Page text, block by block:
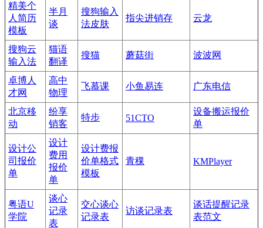
精美个
人简历
模板
半月
谈
搜狗输入
法皮肤
指尖进销存 云龙
搜狗云
输入法
猫语
翻译
搜猫 蘑菇街 波波网
卓博人
才网
高中
物理
飞慕课 小鱼易连 广东电信
北京移
动
纷享
销客
特步 51CTO
设备搬运报价
单
设计公
司报价
单
设计
费用
报价
单
设计费报
价单格式
模板
青稞 KMPlayer
粤语U
学院
谈心
记录
表
交心谈心
记录表
访谈记录表
谈话提醒记录
表范文